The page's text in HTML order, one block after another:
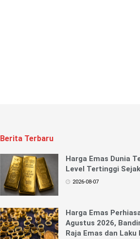
Berita Terbaru
Harga Emas Dunia
Level Tertinggi
2026-08-07
Harga Emas
Agustus 2026,
Raja Emas dan Laku